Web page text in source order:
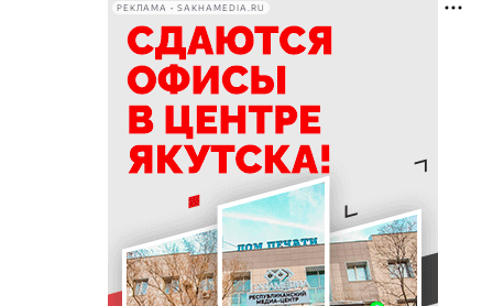
ограничение работы бара в
Якутске
10:53
В Якутске на двух улицах
начали ямочный ремонт
10:43
Уровень воды на реке Яне
вернулся к норме
В Якутии назвали сферы с
самым быстрым ростом
зарплат
РЕКЛАМА • SAKHAMEDIA.RU